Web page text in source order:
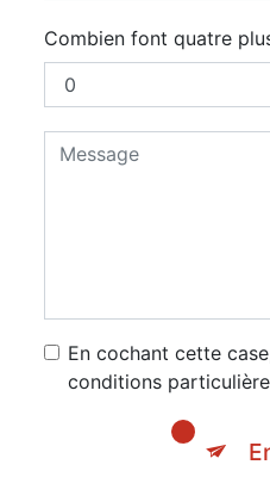
Combien font quatre
En cochant cette
conditions